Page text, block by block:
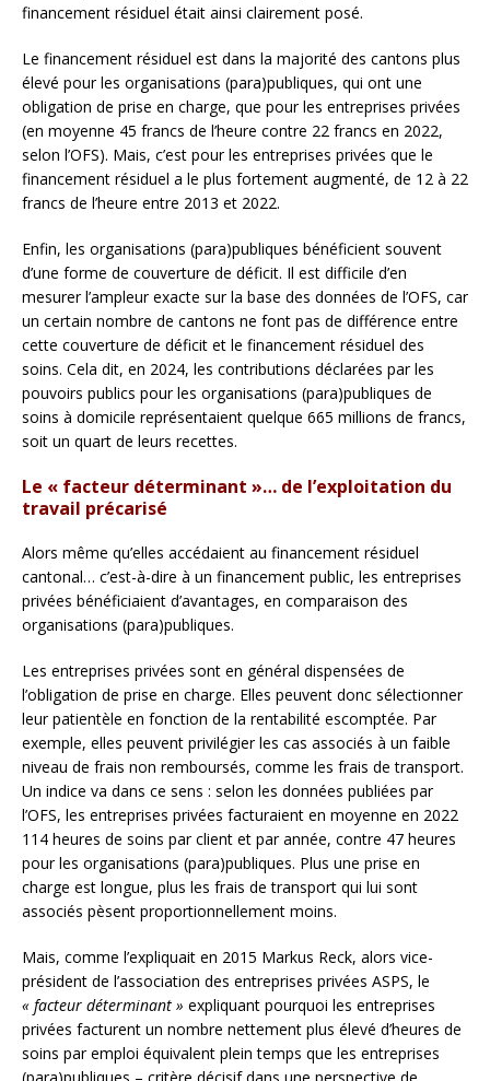
financement résiduel était ainsi clairement posé.
Le financement résiduel est dans la majorité des cantons plus
élevé pour les organisations (para)publiques, qui ont une
obligation de prise en charge, que pour les entreprises privées
(en moyenne 45 francs de l’heure contre 22 francs en 2022,
selon l’OFS). Mais, c’est pour les entreprises privées que le
financement résiduel a le plus fortement augmenté, de 12 à 22
francs de l’heure entre 2013 et 2022.
Enfin, les organisations (para)publiques bénéficient souvent
d’une forme de couverture de déficit. Il est difficile d’en
mesurer l’ampleur exacte sur la base des données de l’OFS, car
un certain nombre de cantons ne font pas de différence entre
cette couverture de déficit et le financement résiduel des
soins. Cela dit, en 2024, les contributions déclarées par les
pouvoirs publics pour les organisations (para)publiques de
soins à domicile représentaient quelque 665 millions de francs,
soit un quart de leurs recettes.
Le « facteur déterminant »… de l’exploitation du
travail précarisé
Alors même qu’elles accédaient au financement résiduel
cantonal… c’est-à-dire à un financement public, les entreprises
privées bénéficiaient d’avantages, en comparaison des
organisations (para)publiques.
Les entreprises privées sont en général dispensées de
l’obligation de prise en charge. Elles peuvent donc sélectionner
leur patientèle en fonction de la rentabilité escomptée. Par
exemple, elles peuvent privilégier les cas associés à un faible
niveau de frais non remboursés, comme les frais de transport.
Un indice va dans ce sens : selon les données publiées par
l’OFS, les entreprises privées facturaient en moyenne en 2022
114 heures de soins par client et par année, contre 47 heures
pour les organisations (para)publiques. Plus une prise en
charge est longue, plus les frais de transport qui lui sont
associés pèsent proportionnellement moins.
Mais, comme l’expliquait en 2015 Markus Reck, alors vice-
président de l’association des entreprises privées ASPS, le
« facteur déterminant » expliquant pourquoi les entreprises
privées facturent un nombre nettement plus élevé d’heures de
soins par emploi équivalent plein temps que les entreprises